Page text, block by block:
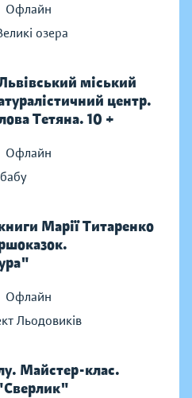
Офлайн
озера
міський
центр.
Тетяна. 10 +
Офлайн
Марії Титаренко
Офлайн
Льодовиків
Майстер-клас.